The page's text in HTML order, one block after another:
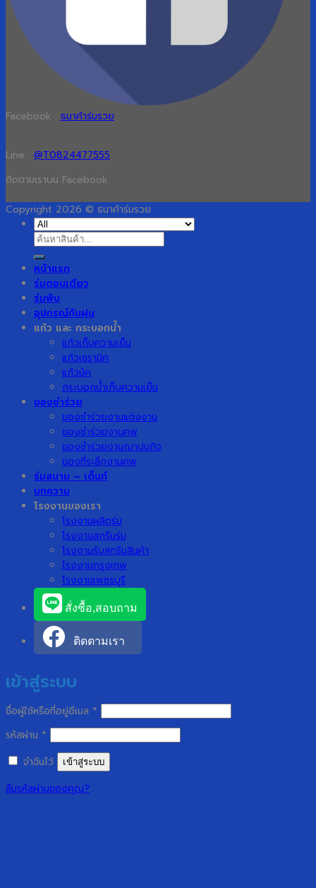
Facebook : ธนาค้าร่มรวย
Line : @T0824477555
ติดตามเราบน Facebook
Copyright 2026 © ธนาค้าร่มรวย
ค้นหา:
หน้าแรก
ร่มตอนเดียว
ร่มพับ
อุปกรณ์กันฝน
แก้ว และ กระบอกน้ำ
แก้วเก็บความเย็น
แก้วเซรามิค
แก้วมัค
กระบอกน้ำเก็บความเย็น
ของชำร่วย
ของชำร่วยงานแต่งงาน
ของชำร่วยงานศพ
ของชำร่วยงานฌาปนกิจ
ของที่ระลึกงานศพ
ร่มสนาม – เต็นท์
บทความ
โรงงานของเรา
โรงงานผลิตร่ม
โรงงานสกรีนร่ม
โรงงานรับสกรีนสินค้า
โรงงานกรุงเทพ
โรงงานเพชรบุรี
สั่งซื้อ,สอบถาม
ติดตามเรา
เข้าสู่ระบบ
ชื่อผู้ใช้หรือที่อยู่อีเมล *
รหัสผ่าน *
จำฉันไว้
เข้าสู่ระบบ
ลืมรหัสผ่านของคุณ?